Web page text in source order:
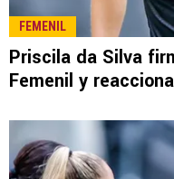
FEMENIL
Priscila da Silva
Femenil y